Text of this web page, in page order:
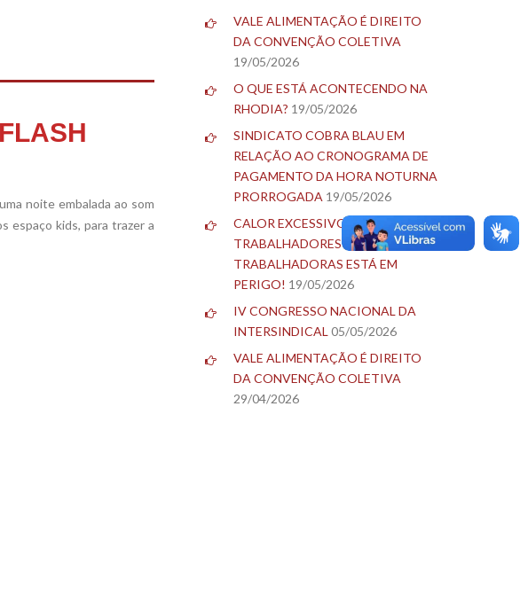
noite embalada ao som
espaço kids, para trazer a
VALE ALIMENTAÇÃO É DIREITO
DA CONVENÇÃO COLETIVA
19/05/2026
O QUE ESTÁ ACONTECENDO NA
RHODIA? 19/05/2026
SINDICATO COBRA BLAU EM
RELAÇÃO AO CRONOGRAMA DE
PAGAMENTO DA HORA NOTURNA
PRORROGADA 19/05/2026
CALOR EXCESSIVO: A SAÚDE DOS
TRABALHADORES E
TRABALHADORAS ESTÁ EM
PERIGO! 19/05/2026
IV CONGRESSO NACIONAL DA
INTERSINDICAL 05/05/2026
VALE ALIMENTAÇÃO É DIREITO
DA CONVENÇÃO COLETIVA
29/04/2026